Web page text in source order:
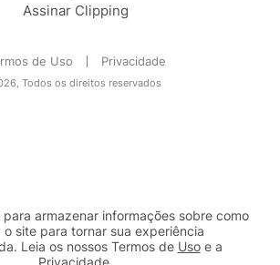
Assinar Clipping
de Uso Privacidade
Todos os direitos reservados
para armazenar informações sobre como
o site para tornar sua experiência
Leia os nossos Termos de Usoe a
Privacidade